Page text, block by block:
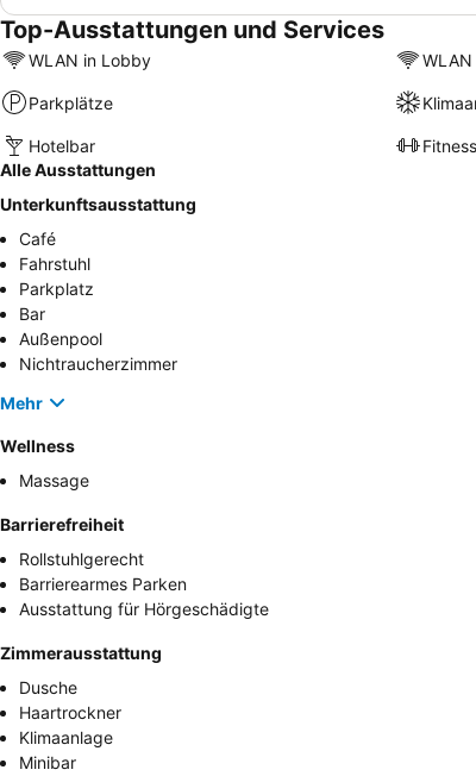
Top-Ausstattungen und Services
WLAN in Lobby
Parkplätze
Hotelbar
Alle Ausstattungen
Unterkunftsausstattung
Café
Fahrstuhl
Parkplatz
Bar
Außenpool
Nichtraucherzimmer
Mehr
Wellness
Massage
Barrierefreiheit
Rollstuhlgerecht
Barrierearmes Parken
Ausstattung für Hörgeschädigte
Zimmerausstattung
Dusche
Haartrockner
Klimaanlage
Minibar